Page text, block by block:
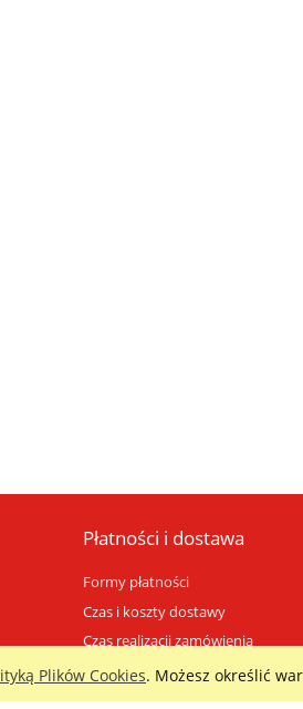
Plików Cookies. Możesz określić
Płatności i dostawa
Formy płatności
Czas i koszty dostawy
Czas realizacji zamówienia